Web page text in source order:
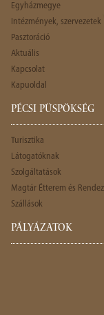
Egyházmegye
Intézmények, szervezetek
Pasztoráció
Aktuális
Kapcsolat
Kapuoldal
PÉCSI PÜSPÖKSÉG
Turisztika
Látogatóknak
Szolgáltatások
Magtár Étterem és
Szállások
PÁLYÁZATOK